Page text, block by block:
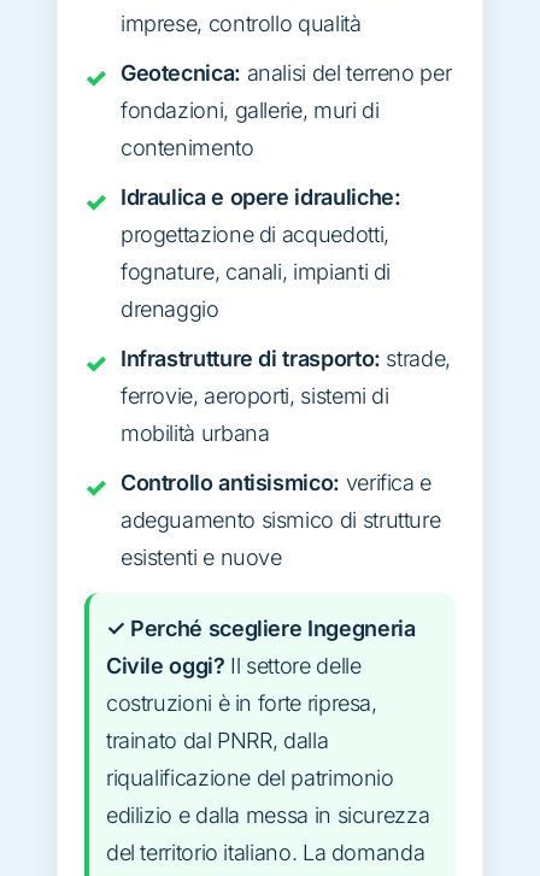
imprese, controllo qualità
Geotecnica: analisi del terreno per
fondazioni, gallerie, muri di
contenimento
Idraulica e opere idrauliche:
progettazione di acquedotti,
fognature, canali, impianti di
drenaggio
Infrastrutture di trasporto: strade,
ferrovie, aeroporti, sistemi di
mobilità urbana
Controllo antisismico: verifica e
adeguamento sismico di strutture
esistenti e nuove
✓ Perché scegliere Ingegneria
Civile oggi? Il settore delle
costruzioni è in forte ripresa,
trainato dal PNRR, dalla
riqualificazione del patrimonio
edilizio e dalla messa in sicurezza
del territorio italiano. La domanda